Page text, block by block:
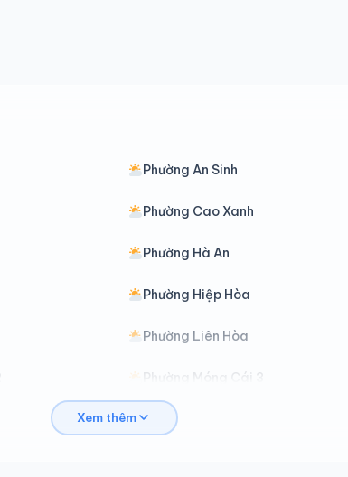
Phường An Sinh
Phường Cao Xanh
Phường Hà An
Phường Hiệp Hòa
Phường Liên Hòa
Phường Móng Cái 3
Phường Tuần Châu
Xem thêm